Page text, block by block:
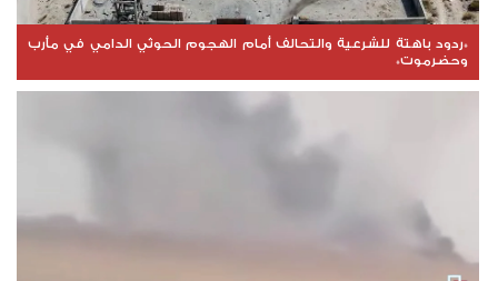
*ردود باهتة للشرعية والتحالف أمام الهجوم الحوثي الدامي في مأرب
وحضرموت*